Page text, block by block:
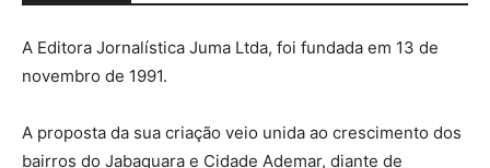
A Editora Jornalística Juma Ltda, foi fundada em 13 de
novembro de 1991.
A proposta da sua criação veio unida ao crescimento dos
bairros do Jabaquara e Cidade Ademar, diante de